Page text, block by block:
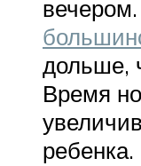
дольше,
Время
ребенка.